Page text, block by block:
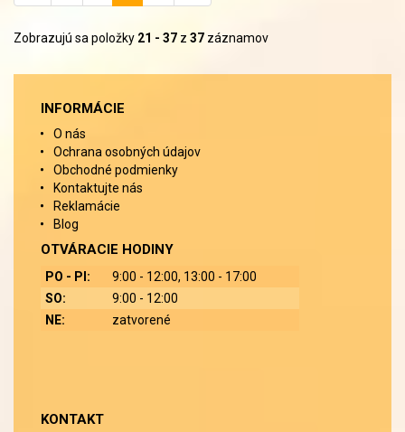
Zobrazujú sa položky 21 - 37 z 37 záznamov
INFORMÁCIE
O nás
Ochrana osobných údajov
Obchodné podmienky
Kontaktujte nás
Reklamácie
Blog
OTVÁRACIE HODINY
PO - PI:
9:00 - 12:00, 13:00 - 17:00
SO:
9:00 - 12:00
NE:
zatvorené
KONTAKT